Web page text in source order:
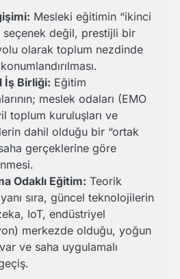
Mesleki eğitimin “ikinci
seçenek değil, prestijli bir
olarak toplum nezdinde
İş Birliği: Eğitim
meslek odaları (EMO
toplum kuruluşları ve
dahil olduğu bir “ortak
gerçeklerine göre
Odaklı Eğitim: Teorik
sıra, güncel teknolojilerin
IoT, endüstriyel
merkezde olduğu, yoğun
ve saha uygulamalı